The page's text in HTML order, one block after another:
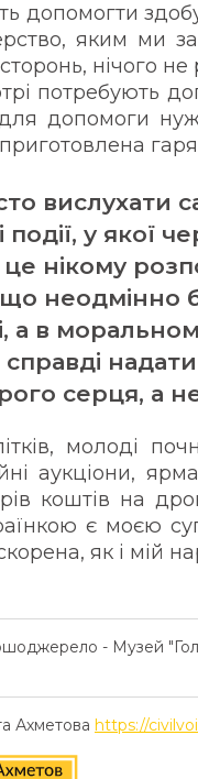
допомогти
яким ми
нічого
потребують
для допомоги
у якої
нікому
неодмінно
а в
серця, а
молоді
аукціони,
коштів на
є моєю
як і мій
- Музей
Ахметова https://